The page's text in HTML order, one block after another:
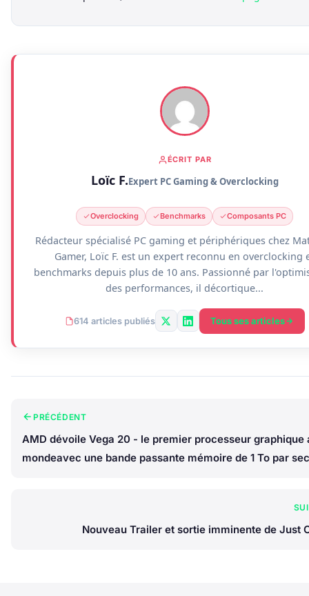
ÉCRIT PAR
Loïc F.Expert PC Gaming & Overclocking
Overclocking Benchmarks Composants PC
Rédacteur spécialisé PC gaming et périphériques chez
Gamer, Loïc F. est un expert reconnu en overclocking
benchmarks depuis plus de 10 ans. Passionné par
des performances, il décortique...
614 articles publiés Tous ses articles
PRÉCÉDENT
AMD dévoile Vega 20 - le premier processeur graphique
mondeavec une bande passante mémoire de 1 To par
Nouveau Trailer et sortie imminente de Just